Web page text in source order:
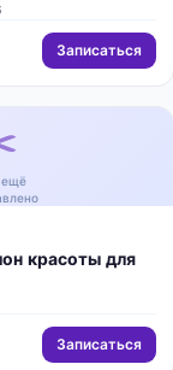
Записаться
ещё
красоты для
Записаться